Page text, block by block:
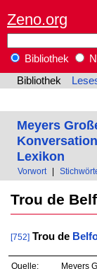
Zeno.org
Bibliothek
Bibliothek
Meyers
Lexikon
Vorwort
Trou de
[752] Trou de
Quelle:
Meyers